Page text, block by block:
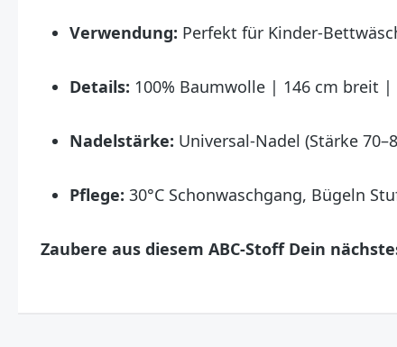
Verwendung: Perfekt für Kinder-
Details: 100% Baumwolle | 146 cm breit |
Nadelstärke: Universal-Nadel (Stärke
Pflege: 30°C Schonwaschgang, Bügeln
Zaubere aus diesem ABC-Stoff Dein